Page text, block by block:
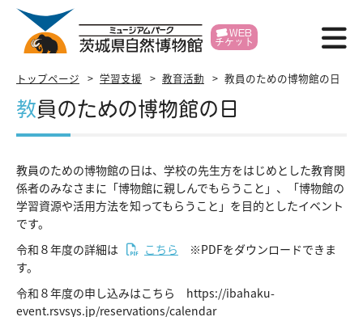
WEB
チケット
博物館紹介
利用案内
イベント
各種申請
トップページ 学習支援 教育活動 教員のための博物館の日
教員のための博物館の日
教員のための博物館の日は、学校の先生方をはじめとした教育関
係者のみなさまに「博物館に親しんでもらうこと」、「博物館の
学習資源や活用方法を知ってもらうこと」を目的としたイベント
です。
令和８年度の詳細は
こちら ※PDFをダウンロードできま
す。
令和８年度の申し込みはこちら https://ibahaku-
event.rsvsys.jp/reservations/calendar